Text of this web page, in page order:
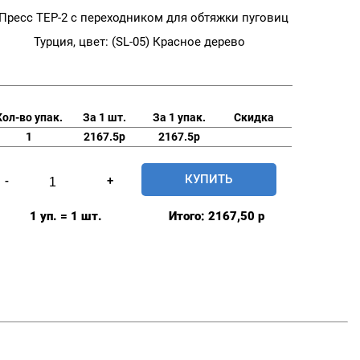
Пресс TEP-2 с переходником для обтяжки пуговиц
Турция, цвет: (SL-05) Красное дерево
во упак. За 1 шт. За 1 упак.
Скидка
1
2167.5р 2167.5р
-
товара
Пресс
обтяжки
+ КУПИТЬ
1 уп. = 1 шт. Итого: 2167,50 р